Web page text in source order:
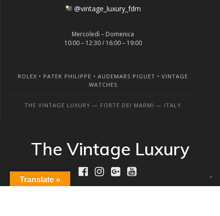
@vintage_luxury_fdm
Mercoledì – Domenica
10:00 – 12:30 / 16:00 – 19:00
ROLEX • PATEK PHILIPPE • AUDEMARS PIGUET • VINTAGE
WATCHES
THE VINTAGE LUXURY — FORTE DEI MARMI — ITALY
The Vintage Luxury
Translate »